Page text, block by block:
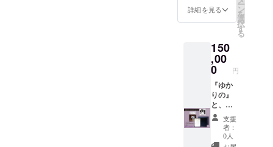
『ゆか
電話か
メール
での打
せとな
りま
す。 相
談会
は、札
幌・東
し込み
思議さ
や、わ
が家の
歴史を
知るに
はまだ
足りな
いくら
いです
が、
きっと
シャル
パック
ス送料
（580
円）プ
ラス消
費税分
（2000
円）が
お得と
なる
パック
となり
詳細を見る ー
ン
を
選
択
す
る
150
,00
0 円
『ゆか
りの』
と、ご
自宅で
しっか
りと保
管でき
支援
者：
0人